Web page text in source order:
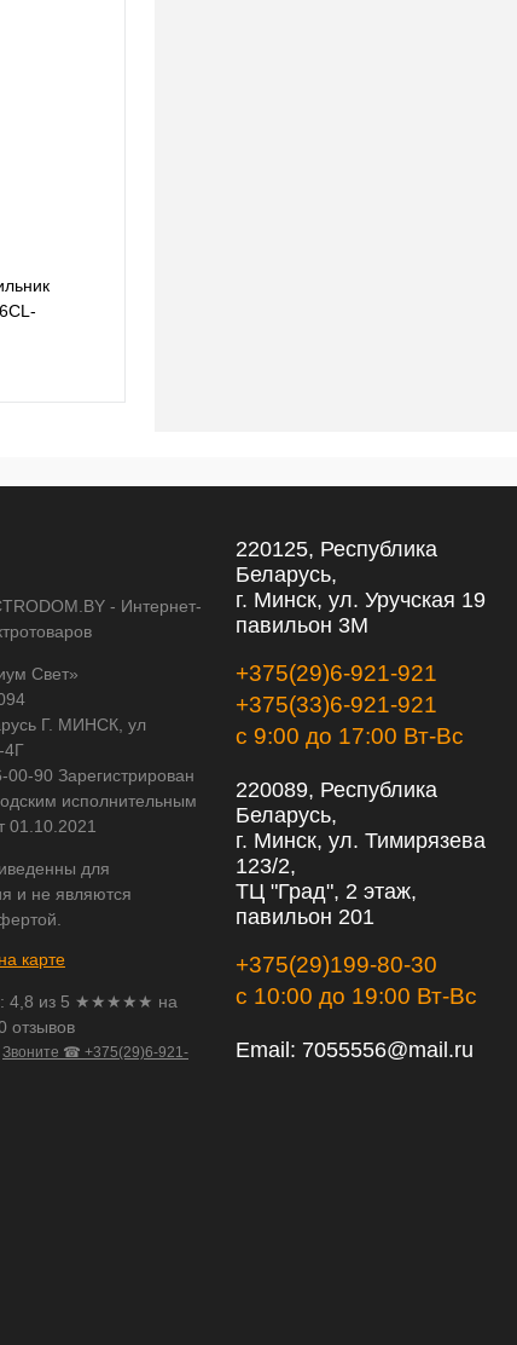
- Интернет-
Свет»
Г. МИНСК, ул
4Г
90 Зарегистрирован
исполнительным
01.10.2021
для
и не являются
карте
4,8 из 5 ★★★★★ на
отзывов
Звоните ☎ +375(29)6-921-
220125, Республика
Беларусь,
г. Минск, ул. Уручская 19
павильон 3М
+375(29)6-921-921
+375(33)6-921-921
с 9:00 до 17:00 Вт-Вс
220089, Республика
Беларусь,
г. Минск, ул. Тимирязева
123/2,
ТЦ "Град", 2 этаж,
павильон 201
+375(29)199-80-30
с 10:00 до 19:00 Вт-Вс
Email: 7055556@mail.ru